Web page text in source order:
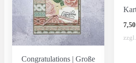
Congratulations | Große